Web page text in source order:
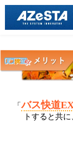
「バス快道
トすると共